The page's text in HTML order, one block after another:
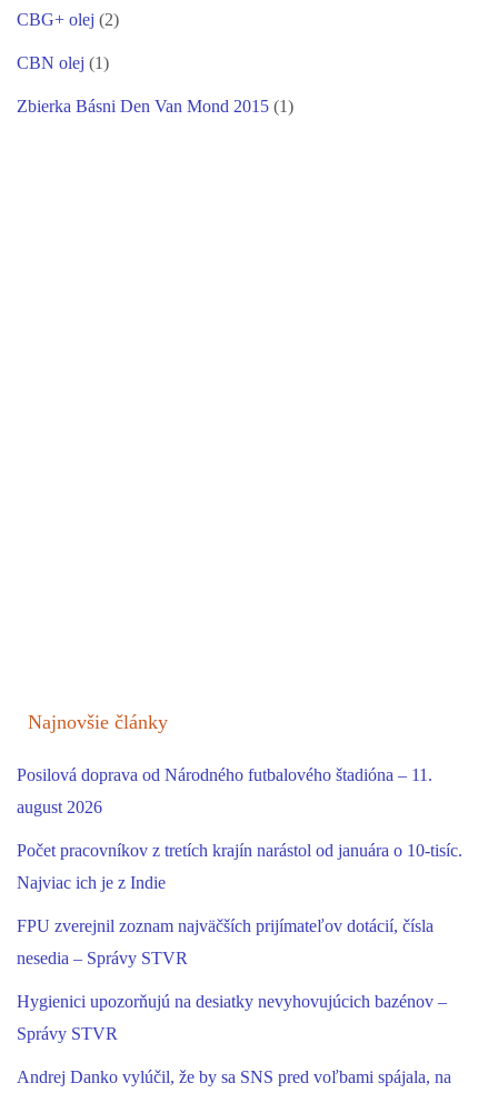
CBG+ olej (2)
CBN olej (1)
Zbierka Básni Den Van Mond 2015 (1)
Najnovšie články
Posilová doprava od Národného futbalového štadióna – 11.
august 2026
Počet pracovníkov z tretích krajín narástol od januára o 10-tisíc.
Najviac ich je z Indie
FPU zverejnil zoznam najväčších prijímateľov dotácií, čísla
nesedia – Správy STVR
Hygienici upozorňujú na desiatky nevyhovujúcich bazénov –
Správy STVR
Andrej Danko vylúčil, že by sa SNS pred voľbami spájala, na